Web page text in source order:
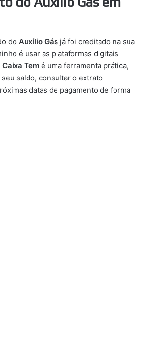
do Auxílio Gás já foi creditado na sua
é usar as plataformas digitais
Caixa Tem é uma ferramenta prática,
saldo, consultar o extrato
datas de pagamento de forma